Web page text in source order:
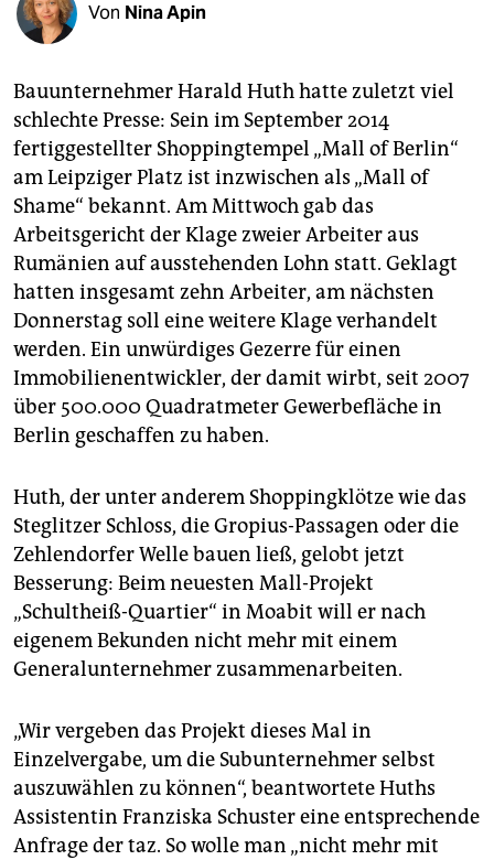
fragen & hilfe
abo
genossenschaft
epaper login
Von Nina Apin
Bauunternehmer Harald Huth hatte zuletzt viel
schlechte Presse: Sein im September 2014
fertiggestellter Shoppingtempel „Mall of Berlin“
am Leipziger Platz ist inzwischen als „Mall of
Shame“ bekannt. Am Mittwoch gab das
Arbeitsgericht der Klage zweier Arbeiter aus
Rumänien auf ausstehenden Lohn statt. Geklagt
hatten insgesamt zehn Arbeiter, am nächsten
Donnerstag soll eine weitere Klage verhandelt
werden. Ein unwürdiges Gezerre für einen
Immobilienentwickler, der damit wirbt, seit 2007
über 500.000 Quadratmeter Gewerbefläche in
Berlin geschaffen zu haben.
Huth, der unter anderem Shoppingklötze wie das
Steglitzer Schloss, die Gropius-Passagen oder die
Zehlendorfer Welle bauen ließ, gelobt jetzt
Besserung: Beim neuesten Mall-Projekt
„Schultheiß-Quartier“ in Moabit will er nach
eigenem Bekunden nicht mehr mit einem
Generalunternehmer zusammenarbeiten.
„Wir vergeben das Projekt dieses Mal in
Einzelvergabe, um die Subunternehmer selbst
auszuwählen zu können“, beantwortete Huths
Assistentin Franziska Schuster eine entsprechende
Anfrage der taz. So wolle man „nicht mehr mit